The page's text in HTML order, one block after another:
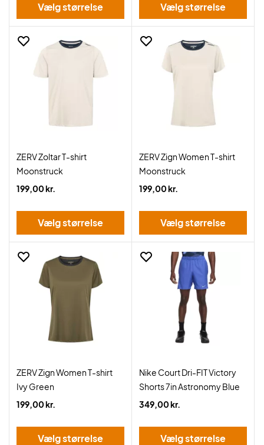
Vælg størrelse Vælg størrelse
ZERV Zoltar T-shirt
Moonstruck
199,00 kr.
Vælg størrelse
ZERV Zign Women T-shirt
Moonstruck
199,00 kr.
Vælg størrelse
ZERV Zign Women T-shirt
Ivy Green
199,00 kr.
Vælg størrelse
Nike Court Dri-FIT Victory
Shorts 7in Astronomy Blue
349,00 kr.
Vælg størrelse